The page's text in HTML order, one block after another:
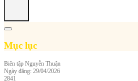
Mục lục
Biên tập Nguyễn Thuận
Ngày đăng: 29/04/2026
2841